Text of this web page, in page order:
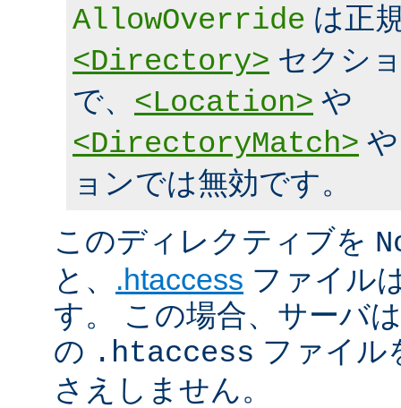
AllowOverride は正
<Directory> セクシ
で、 <Location> や
<DirectoryMatch>
ョンでは無効です。
このディレクティブを
と、 .htaccess ファイル
す。 この場合、サーバ
の .htaccess ファイル
さえしません。